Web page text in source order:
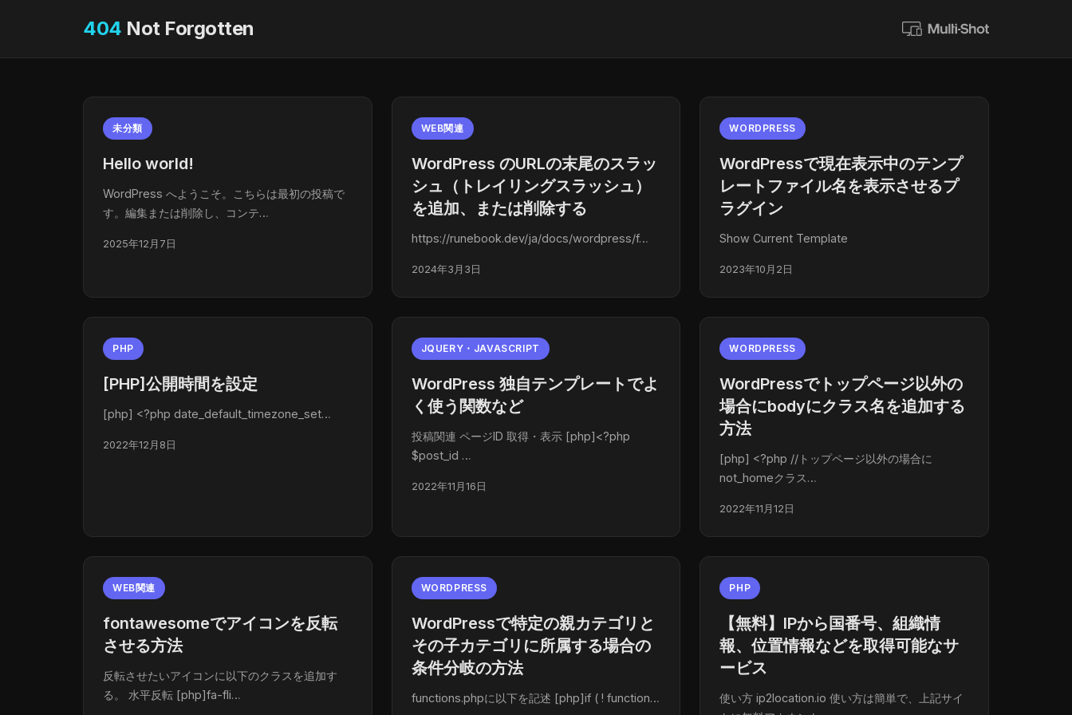
404 Not Forgotten
未分類
Hello world!
WordPress へようこそ。こちらは最初の投稿で
す。編集または削除し、コンテ…
2025年12月7日
WEB関連
WordPress のURLの末尾のスラッ
シュ（トレイリングスラッシュ）
を追加、または削除する
https://runebook.dev/ja/docs/wordpress/f…
2024年3月3日
WORDPRESS
WordPressで現在表示中のテンプ
レートファイル名を表示させるプ
ラグイン
Show Current Template
2023年10月2日
PHP
[PHP]公開時間を設定
[php] <?php date_default_timezone_set…
2022年12月8日
JQUERY・JAVASCRIPT
WordPress 独自テンプレートでよ
く使う関数など
投稿関連 ページID 取得・表示 [php]<?php
$post_id …
2022年11月16日
WORDPRESS
WordPressでトップページ以外の
場合にbodyにクラス名を追加する
方法
[php] <?php //トップページ以外の場合に
not_homeクラス…
2022年11月12日
WEB関連
fontawesomeでアイコンを反転
させる方法
反転させたいアイコンに以下のクラスを追加す
る。 水平反転 [php]fa-fli…
WORDPRESS
WordPressで特定の親カテゴリと
その子カテゴリに所属する場合の
条件分岐の方法
functions.phpに以下を記述 [php]if ( ! function…
PHP
【無料】IPから国番号、組織情
報、位置情報などを取得可能なサ
ービス
使い方 ip2location.io 使い方は簡単で、上記サイ